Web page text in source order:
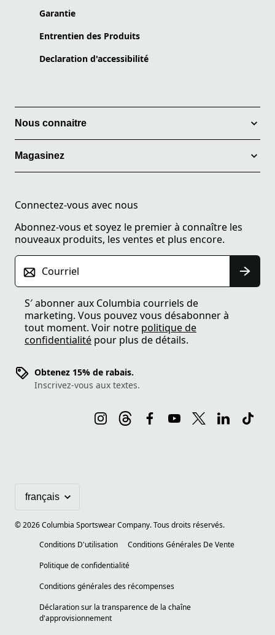
Garantie
Entrentien des Produits
Declaration d'accessibilité
Nous connaitre
Magasinez
Connectez-vous avec nous
Abonnez-vous et soyez le premier à connaître les
nouveaux produits, les ventes et plus encore.
Courriel
S′ abonner aux Columbia courriels de
marketing. Vous pouvez vous désabonner à
tout moment. Voir notre politique de
confidentialité pour plus de détails.
Obtenez 15% de rabais.
Inscrivez-vous aux textes.
©2026Columbia Sportswear Company. Tous droits réservés.
Conditions D'utilisation
Conditions Générales De Vente
Politique de confidentialité
Conditions générales des récompenses
Déclaration sur la transparence de la chaîne
d'approvisionnement